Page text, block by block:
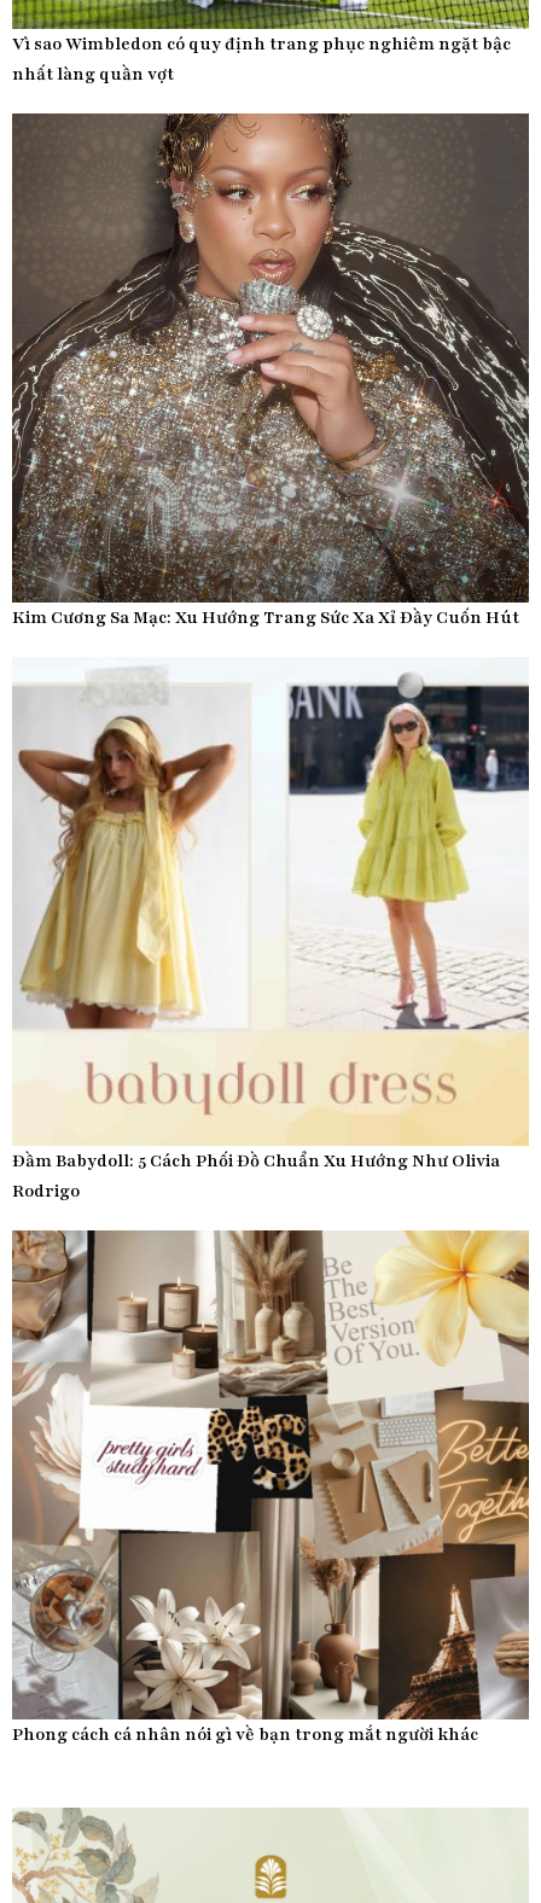
Vì sao Wimbledon có quy định trang phục nghiêm ngặt bậc
nhất làng quần vợt
Kim Cương Sa Mạc: Xu Hướng Trang Sức Xa Xỉ Đầy Cuốn Hút
Đầm Babydoll: 5 Cách Phối Đồ Chuẩn Xu Hướng Như Olivia
Rodrigo
Phong cách cá nhân nói gì về bạn trong mắt người khác